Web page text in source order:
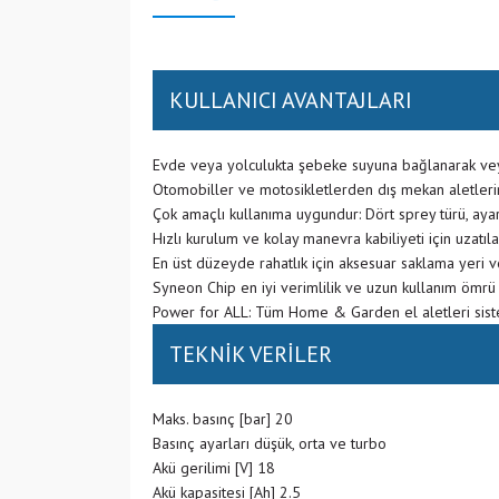
KULLANICI AVANTAJLARI
Evde veya yolculukta şebeke suyuna bağlanarak
Otomobiller ve motosikletlerden dış mekan
Çok amaçlı kullanıma uygundur: Dört sprey türü,
Hızlı kurulum ve kolay manevra kabiliyeti için
En üst düzeyde rahatlık için aksesuar saklama yeri
Syneon Chip en iyi verimlilik ve uzun kullanım ömrü
Power for ALL: Tüm Home & Garden el aletleri
TEKNİK VERİLER
Maks. basınç [bar] 20
Basınç ayarları düşük, orta ve turbo
Akü gerilimi [V] 18
Akü kapasitesi [Ah] 2.5